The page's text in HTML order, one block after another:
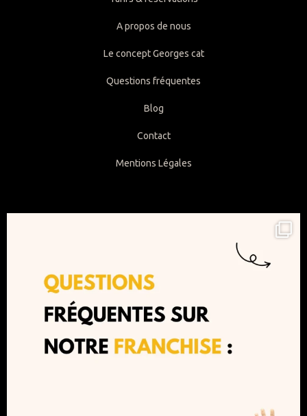
A propos de nous
Le concept Georges cat
Questions fréquentes
Blog
Contact
Mentions Légales